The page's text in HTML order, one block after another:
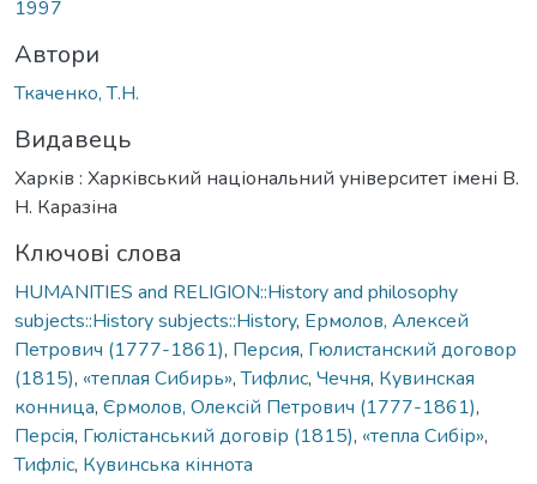
1997
Автори
Ткаченко, Т.Н.
Видавець
Харків : Харківський національний університет імені В.
Н. Каразіна
Ключові слова
HUMANITIES and RELIGION::History and philosophy
subjects::History subjects::History, Ермолов, Алексей
Петрович (1777-1861), Персия, Гюлистанский договор
(1815), «теплая Сибирь»,Тифлис, Чечня, Кувинская
конница, Єрмолов, Олексій Петрович (1777-1861),
Персія, Гюлістанський договір (1815), «теплa Сибір»,
Тифліс, Кувинська кіннота